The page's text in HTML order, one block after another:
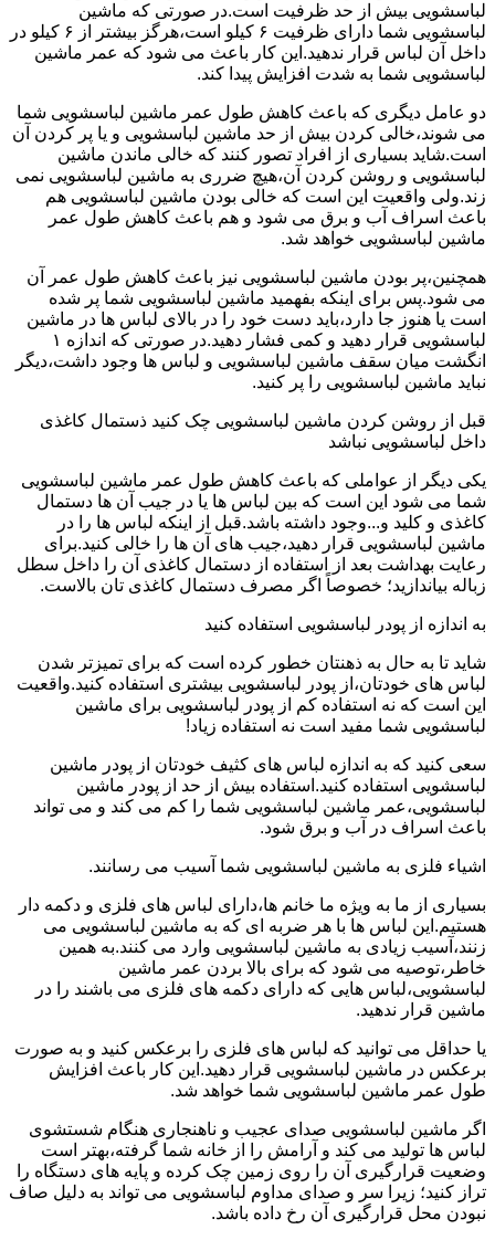
لباسشویی بیش از حد ظرفیت است.در صورتی که ماشین
لباسشویی شما دارای ظرفیت ۶ کیلو است،هرگز بیشتر از ۶ کیلو در
داخل آن لباس قرار ندهید.این کار باعث می شود که عمر ماشین
لباسشویی شما به شدت افزایش پیدا کند.
دو عامل دیگری که باعث کاهش طول عمر ماشین لباسشویی شما
می شوند،خالی کردن بیش از حد ماشین لباسشویی و یا پر کردن آن
است.شاید بسیاری از افراد تصور کنند که خالی ماندن ماشین
لباسشویی و روشن کردن آن،هیچ ضرری به ماشین لباسشویی نمی
زند.ولی واقعیت این است که خالی بودن ماشین لباسشویی هم
باعث اسراف آب و برق می شود و هم باعث کاهش طول عمر
ماشین لباسشویی خواهد شد.
همچنین،پر بودن ماشین لباسشویی نیز باعث کاهش طول عمر آن
می شود.پس برای اینکه بفهمید ماشین لباسشویی شما پر شده
است یا هنوز جا دارد،باید دست خود را در بالای لباس ها در ماشین
لباسشویی قرار دهید و کمی فشار دهید.در صورتی که اندازه ۱
انگشت میان سقف ماشین لباسشویی و لباس ها وجود داشت،دیگر
نباید ماشین لباسشویی را پر کنید.
قبل از روشن کردن ماشین لباسشویی چک کنید ذستمال کاغذی
داخل لباسشویی نباشد
یکی دیگر از عواملی که باعث کاهش طول عمر ماشین لباسشویی
شما می شود این است که بین لباس ها یا در جیب آن ها دستمال
کاغذی و کلید و...وجود داشته باشد.قبل از اینکه لباس ها را در
ماشین لباسشویی قرار دهید،جیب های آن ها را خالی کنید.برای
رعایت بهداشت بعد از استفاده از دستمال کاغذی آن را داخل سطل
زباله بیاندازید؛ خصوصاً اگر مصرف دستمال کاغذی تان بالاست.
به اندازه از پودر لباسشویی استفاده کنید
شاید تا به حال به ذهنتان خطور کرده است که برای تمیزتر شدن
لباس های خودتان،از پودر لباسشویی بیشتری استفاده کنید.واقعیت
این است که نه استفاده کم از پودر لباسشویی برای ماشین
لباسشویی شما مفید است نه استفاده زیاد!
سعی کنید که به اندازه لباس های کثیف خودتان از پودر ماشین
لباسشویی استفاده کنید.استفاده بیش از حد از پودر ماشین
لباسشویی،عمر ماشین لباسشویی شما را کم می کند و می تواند
باعث اسراف در آب و برق شود.
اشیاء فلزی به ماشین لباسشویی شما آسیب می رسانند.
بسیاری از ما به ویژه ما خانم ها،دارای لباس های فلزی و دکمه دار
هستیم.این لباس ها با هر ضربه ای که به ماشین لباسشویی می
زنند،آسیب زیادی به ماشین لباسشویی وارد می کنند.به همین
خاطر،توصیه می شود که برای بالا بردن عمر ماشین
لباسشویی،لباس هایی که دارای دکمه های فلزی می باشند را در
ماشین قرار ندهید.
یا حداقل می توانید که لباس های فلزی را برعکس کنید و به صورت
برعکس در ماشین لباسشویی قرار دهید.این کار باعث افزایش
طول عمر ماشین لباسشویی شما خواهد شد.
اگر ماشین لباسشویی صدای عجیب و ناهنجاری هنگام شستشوی
لباس ها تولید می کند و آرامش را از خانه شما گرفته،بهتر است
وضعیت قرارگیری آن را روی زمین چک کرده و پایه های دستگاه را
تراز کنید؛ زیرا سر و صدای مداوم لباسشویی می تواند به دلیل صاف
نبودن محل قرارگیری آن رخ داده باشد.